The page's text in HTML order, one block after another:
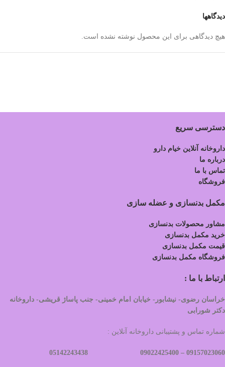
دیدگاهها
هیچ دیدگاهی برای این محصول نوشته نشده است.
دسترسی سریع
داروخانه آنلاین خیام دارو
درباره ما
تماس با ما
فروشگاه
مکمل بدنسازی و عضله سازی
مشاور محصولات بدنسازی
خرید مکمل بدنسازی
قیمت مکمل بدنسازی
فروشگاه مکمل بدنسازی
ارتباط با ما :
خراسان رضوی- نیشابور- خیابان امام خمینی- جنب پاساژ قریشی- داروخانه
دکتر شورابی
شماره تماس و پشتیبانی داروخانه آنلاین :
09157023060 –